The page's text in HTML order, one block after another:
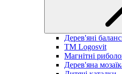
Дерев'яні
TM Logosvit
Магнітні
Дерев'яна